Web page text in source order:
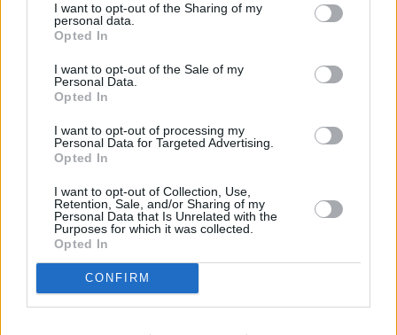
I want to opt-out of the Sharing of my
personal data.
Opted In
I want to opt-out of the Sale of my
Personal Data.
Opted In
I want to opt-out of processing my
Personal Data for Targeted Advertising.
Opted In
I want to opt-out of Collection, Use,
Retention, Sale, and/or Sharing of my
Personal Data that Is Unrelated with the
Purposes for which it was collected.
Opted In
CONFIRM
Η Ελ Πάσο Λοκομοτίβ αποφάσισε τελικά να
πήρε αμέσως μεγάλες διαστάσεις στα
αμερικανικά μέσα ενημέρωσης. Οχι μόνο
λόγω της αναγνωρισιμότητάς του αλλά επειδή
η ιστορία «πουλάει» σχεδόν τέλεια στο
σημερινό αθλητικό οικοσύστημα: τηλεόραση,
streaming, social media, αθλητισμός και
προσωπικό comeback μέσα στο ίδιο πακέτο.